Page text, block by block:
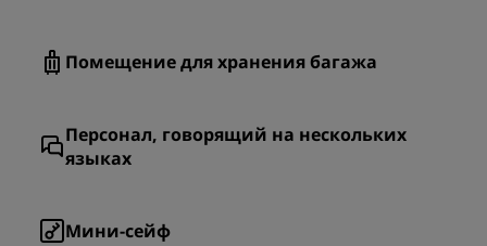
Помещение для хранения багажа
Персонал, говорящий на нескольких
языках
Мини-сейф